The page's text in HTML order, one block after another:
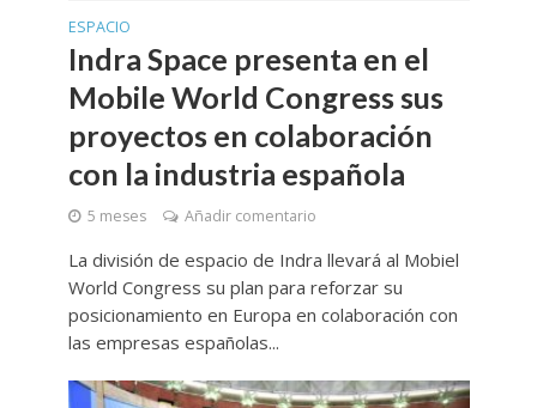
ESPACIO
Indra Space presenta en el
Mobile World Congress sus
proyectos en colaboración
con la industria española
5 meses Añadir comentario
La división de espacio de Indra llevará al Mobiel
World Congress su plan para reforzar su
posicionamiento en Europa en colaboración con
las empresas españolas...